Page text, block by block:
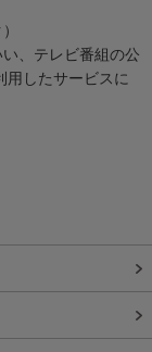
い、テレビ番組の公
用したサービスに